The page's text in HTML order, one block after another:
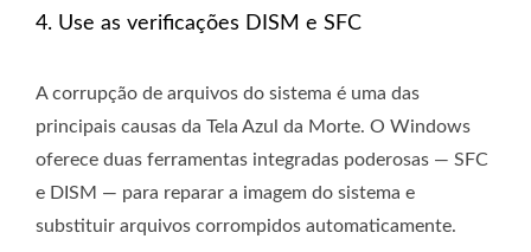
4. Use as verificações DISM e SFC
A corrupção de arquivos do sistema é uma das
principais causas da Tela Azul da Morte. O Windows
oferece duas ferramentas integradas poderosas — SFC
e DISM — para reparar a imagem do sistema e
substituir arquivos corrompidos automaticamente.